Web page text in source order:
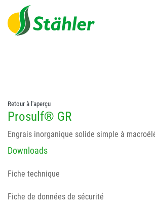
string(78) "Test 12 {FONT:12} // Dosierungen:
asdfW134 245 34" string(62) "Test 12
123 dfasdf asdfW134 245 34"
Retour à l'aperçu
Prosulf® GR
Engrais inorganique solide simple à
Downloads
Fiche technique
Fiche de données de sécurité